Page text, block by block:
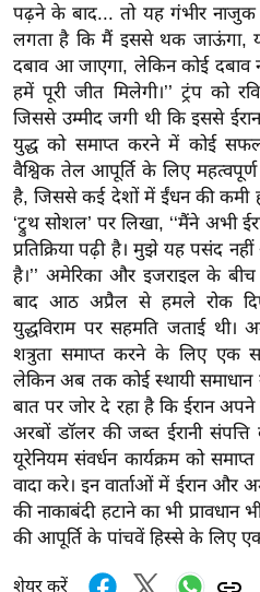
बॉ
ली
वु
ड
हॉ
ली
वु
ड
फि
ल्म
स
मी
क्षा
B
r
e
a
k
i
पढ़ने के बाद... तो यह गंभीर नाजुक
लगता है कि मैं इससे थक जाऊंगा,
दबाव आ जाएगा, लेकिन कोई दबाव
हमें पूरी जीत मिलेगी।’’ ट्रंप को
जिससे उम्मीद जगी थी कि इससे
युद्ध को समाप्त करने में कोई
वैश्विक तेल आपूर्ति के लिए महत्वपूर्ण
है, जिससे कई देशों में ईंधन की कमी
‘ट्रुथ सोशल’ पर लिखा, ‘‘मैंने अभी
प्रतिक्रिया पढ़ी है। मुझे यह पसंद
है।’’ अमेरिका और इजराइल के
बाद आठ अप्रैल से हमले रोक
युद्धविराम पर सहमति जताई थी।
शत्रुता समाप्त करने के लिए एक
लेकिन अब तक कोई स्थायी समाधान
बात पर जोर दे रहा है कि ईरान
अरबों डॉलर की जब्त ईरानी
यूरेनियम संवर्धन कार्यक्रम को
वादा करे। इन वार्ताओं में ईरान और
की नाकाबंदी हटाने का भी
की आपूर्ति के पांचवें हिस्से के लिए एक
शेयर करें